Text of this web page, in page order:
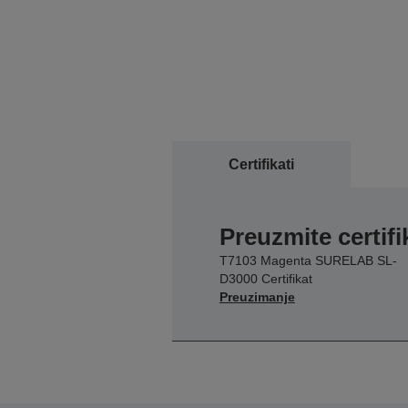
Certifikati
Preuzmite
T7103 Magenta SURELAB SL-
D3000 Certifikat
Preuzimanje